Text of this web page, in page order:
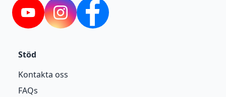
YouTubeInstagram Facebook
Stöd
Kontakta oss
FAQs